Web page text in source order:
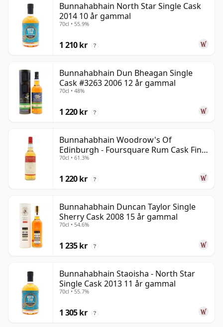
Bunnahabhain North Star Single Cask
2014 10 år gammal
70cl • 55.9%
1 210 kr ?
Bunnahabhain Dun Bheagan Single
Cask #3263 2006 12 år gammal
70cl • 48%
1 220 kr ?
Bunnahabhain Woodrow's Of
Edinburgh - Foursquare Rum Cask Finis
2013 13 år gammal
70cl • 61.3%
1 220 kr ?
Bunnahabhain Duncan Taylor Single
Sherry Cask 2008 15 år gammal
70cl • 54.6%
1 235 kr ?
Bunnahabhain Staoisha - North Star
Single Cask 2013 11 år gammal
70cl • 55.7%
1 305 kr ?